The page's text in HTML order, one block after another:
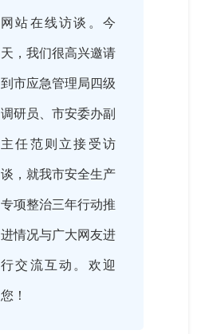
网站在线访谈。今
天，我们很高兴邀请
到市应急管理局四级
调研员、市安委办副
主任范则立接受访
谈，就我市安全生产
专项整治三年行动推
进情况与广大网友进
行交流互动。欢迎
您！